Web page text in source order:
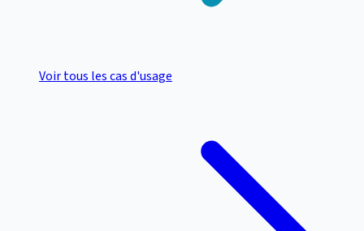
Voir tous les cas d'usage